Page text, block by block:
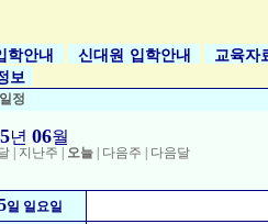
학안내 신대원 입학안내
교육자
보
일정
년 06월
지난주 오늘 다음주 다음달
일 일요일